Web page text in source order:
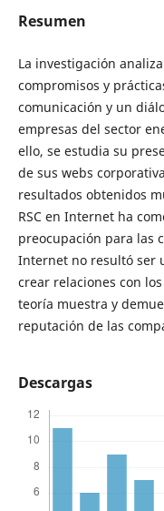
Resumen
La investigación
compromisos y
comunicación y un
empresas del sector
ello, se estudia su
de sus webs
resultados obtenidos
RSC en Internet ha
preocupación para las
Internet no resultó ser
crear relaciones con
teoría muestra y
reputación de las
Descargas